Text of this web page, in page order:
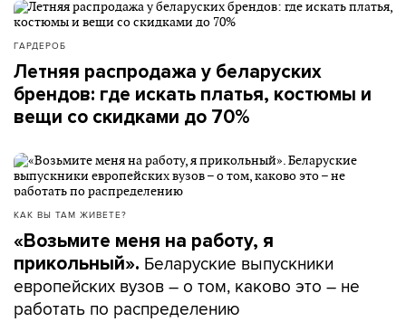
ГАРДЕРОБ
Летняя распродажа у беларуских
брендов: где искать платья, костюмы и
вещи со скидками до 70%
КАК ВЫ ТАМ ЖИВЕТЕ?
«Возьмите меня на работу, я
прикольный». Беларуские выпускники
европейских вузов – о том, каково это – не
работать по распределению